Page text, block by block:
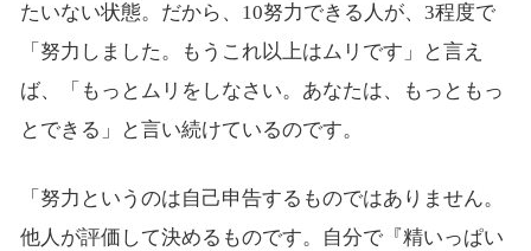
たいない状態。だから、10努力できる人が、3程度で
「努力しました。もうこれ以上はムリです」と言え
ば、「もっとムリをしなさい。あなたは、もっともっ
とできる」と言い続けているのです。
「努力というのは自己申告するものではありません。
他人が評価して決めるものです。自分で『精いっぱい